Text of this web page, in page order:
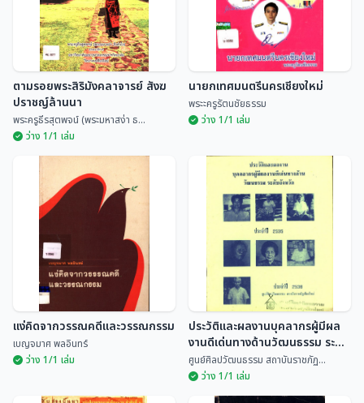
ตามรอยพระสิริมังคลาจารย์ สังฆ
ปราชญ์ล้านนา
พระครูธีรสุตพจน์ (พร...
ตามรอยพระสิริมังคลาจารย์ สังฆ
ปราชญ์ล้านนา
พระครูธีรสุตพจน์ (พระมหาสง่า ธ...
ว่าง 1/1 เล่ม
นายกเทศมนตรีนครเชียงใหม่
พระะครูรัตนชัยธรรม
นายกเทศมนตรีนครเชียงใหม่
พระะครูรัตนชัยธรรม
ว่าง 1/1 เล่ม
แง่คิดจากวรรณคดีและวรรณกรรม
เบญจมาศ พลอินทร์
ว่าง 1/1 เล่ม
ประวัติและผลงานบุคลากรผู้มีผล
งานดีเด่นทางด้านวัฒนธรรม ระดับ
จังหวัด ประจำปี 2535
ศูนย์ศิลปวัฒนธรรม สถาบันราชภัฏ...
ว่าง 1/1 เล่ม